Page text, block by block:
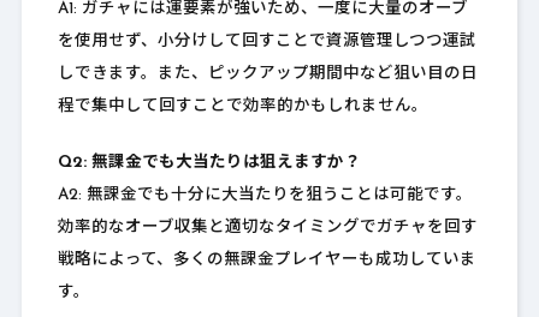
A1: ガチャには運要素が強いため、一度に大量のオーブ
を使用せず、小分けして回すことで資源管理しつつ運試
しできます。また、ピックアップ期間中など狙い目の日
程で集中して回すことで効率的かもしれません。
Q2: 無課金でも大当たりは狙えますか？
A2: 無課金でも十分に大当たりを狙うことは可能です。
効率的なオーブ収集と適切なタイミングでガチャを回す
戦略によって、多くの無課金プレイヤーも成功していま
す。